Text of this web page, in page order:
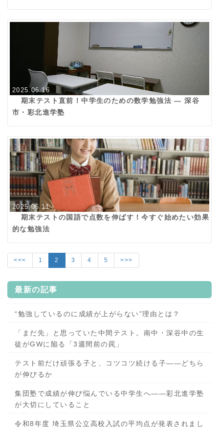
2025.06.16
期末テスト直前！中学生のための数学勉強法 ― 深谷
市・彩北進学塾
2025.06.11
期末テストの国語で点数を伸ばす！今すぐ始めたい効果
的な勉強法
<<< 1 2 3 4 5 >>>
最新の記事
“勉強しているのに成績が上がらない”理由とは？
「まだ先」と思っていた中間テスト。南中・深谷中の生
徒がGWに陥る「3週間前の罠」
テスト前だけ頑張る子と、コツコツ続ける子——どちら
が伸びるか
集団塾で成績が伸び悩んでいる中学生へ——彩北進学塾
が大切にしていること
令和8年度 埼玉県公立高校入試の平均点が発表されまし